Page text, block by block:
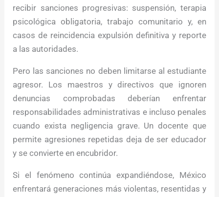
recibir sanciones progresivas: suspensión, terapia
psicológica obligatoria, trabajo comunitario y, en
casos de reincidencia expulsión definitiva y reporte
a las autoridades.
Pero las sanciones no deben limitarse al estudiante
agresor. Los maestros y directivos que ignoren
denuncias comprobadas deberían enfrentar
responsabilidades administrativas e incluso penales
cuando exista negligencia grave. Un docente que
permite agresiones repetidas deja de ser educador
y se convierte en encubridor.
Si el fenómeno continúa expandiéndose, México
enfrentará generaciones más violentas, resentidas y